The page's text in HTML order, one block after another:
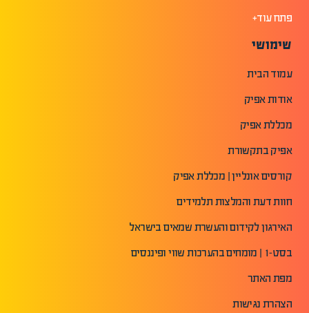
פתח עוד+
שימושי
עמוד הבית
אודות אפיק
מכללת אפיק
אפיק בתקשורת
קורסים אונליין | מכללת אפיק
חוות דעת והמלצות תלמידים
האירגון לקידום והעשרת שמאים בישראל
בסט-1 | מומחים בהערכות שווי ופיננסים
מפת האתר
הצהרת נגישות